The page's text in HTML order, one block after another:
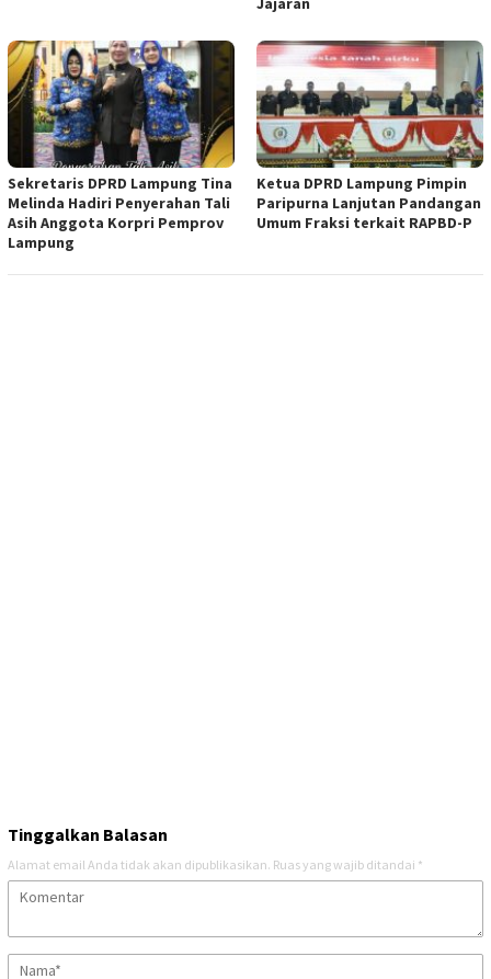
Sekretaris DPRD Lampung Tina
Melinda Hadiri Penyerahan Tali
Asih Anggota Korpri Pemprov
Lampung
Ketua DPRD Lampung Pimpin
Paripurna Lanjutan Pandangan
Umum Fraksi terkait RAPBD-P
Tinggalkan Balasan
Alamat email Anda tidak akan dipublikasikan. Ruas yang wajib ditandai *